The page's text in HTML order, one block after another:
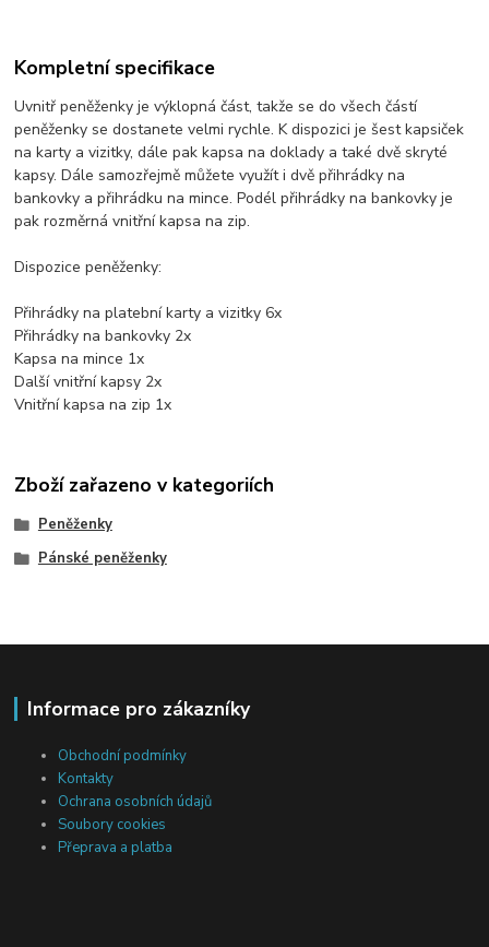
Kompletní specifikace
Uvnitř peněženky je výklopná část, takže se do všech částí
peněženky se dostanete velmi rychle. K dispozici je šest kapsiček
na karty a vizitky, dále pak kapsa na doklady a také dvě skryté
kapsy. Dále samozřejmě můžete využít i dvě přihrádky na
bankovky a přihrádku na mince. Podél přihrádky na bankovky je
pak rozměrná vnitřní kapsa na zip.
Dispozice peněženky:
Přihrádky na platební karty a vizitky 6x
Přihrádky na bankovky 2x
Kapsa na mince 1x
Další vnitřní kapsy 2x
Vnitřní kapsa na zip 1x
Zboží zařazeno v kategoriích
Peněženky
Pánské peněženky
Informace pro zákazníky
Obchodní podmínky
Kontakty
Ochrana osobních údajů
Soubory cookies
Přeprava a platba